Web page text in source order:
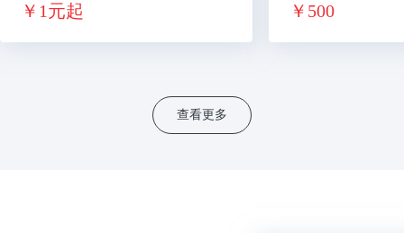
￥ 1元起 ￥ 500
查看更多